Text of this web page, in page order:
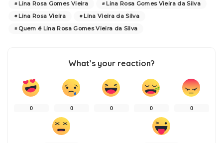
Lina Rosa Gomes Vieira
Lina Rosa Gomes Vieira da Silva
Lina Rosa Vieira
Lina Vieira da Silva
Quem é Lina Rosa Gomes Vieira da Silva
What’s your reaction?
0 0 0 0 0